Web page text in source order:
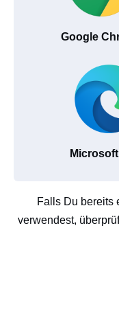
Google
Falls Du bereits
verwendest,